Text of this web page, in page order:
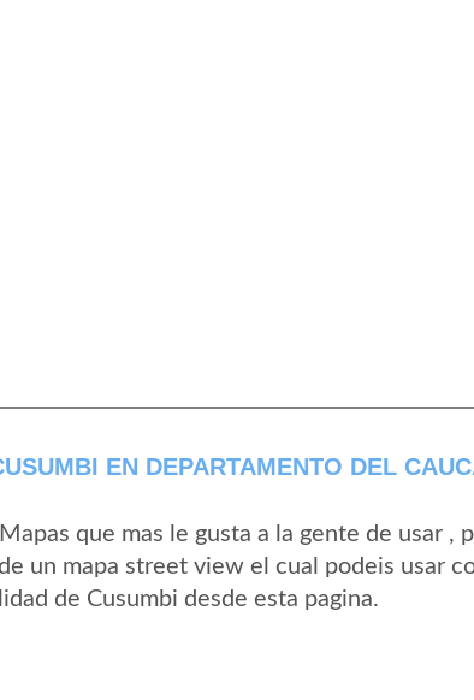
EN DEPARTAMENTO DEL
que mas le gusta a la gente de usar ,
un mapa street view el cual podeis usar
de Cusumbi desde esta pagina.